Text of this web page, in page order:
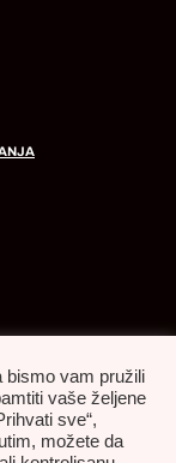
bismo vam pružili
vaše željene
sve“,
možete da